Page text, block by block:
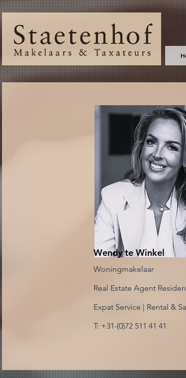
Wendy te Winkel
Woningmakelaar
Real Estate Agent
Expat Service | Rental &
T: +31-(0)72 511 41 41